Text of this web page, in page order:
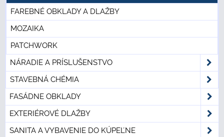
FAREBNÉ OBKLADY A DLAŽBY
MOZAIKA
PATCHWORK
NÁRADIE A PRÍSLUŠENSTVO
STAVEBNÁ CHÉMIA
FASÁDNE OBKLADY
EXTERIÉROVÉ DLAŽBY
SANITA A VYBAVENIE DO KÚPEĽNE